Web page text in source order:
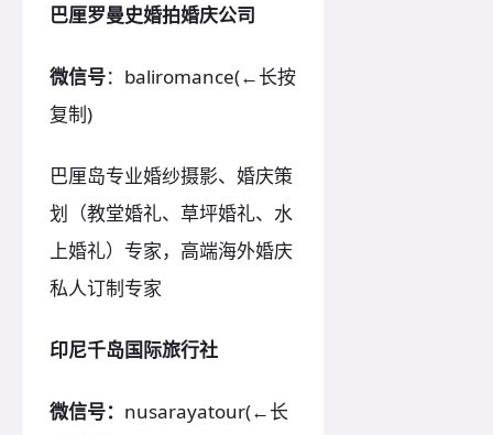
巴厘罗曼史婚拍婚庆公司
微信号：baliromance(←长按
复制)
巴厘岛专业婚纱摄影、婚庆策
划（教堂婚礼、草坪婚礼、水
上婚礼）专家，高端海外婚庆
私人订制专家
印尼千岛国际旅行社
微信号： nusarayatour(←长